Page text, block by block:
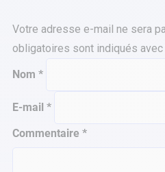
Votre adresse e-mail ne sera
obligatoires sont indiqués avec
Commentaire *
Nom *
E-mail *